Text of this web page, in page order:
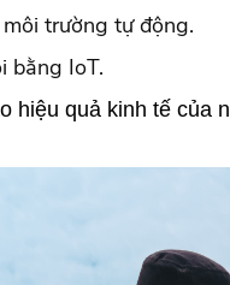
trường tự động.
bằng IoT.
hiệu quả kinh tế của